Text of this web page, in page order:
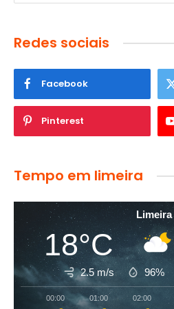
Redes sociais
Facebook
Pinterest
Tempo em limeira
Limeira
18°C
2.5 m/s 96%
00:00 01:00 02:00